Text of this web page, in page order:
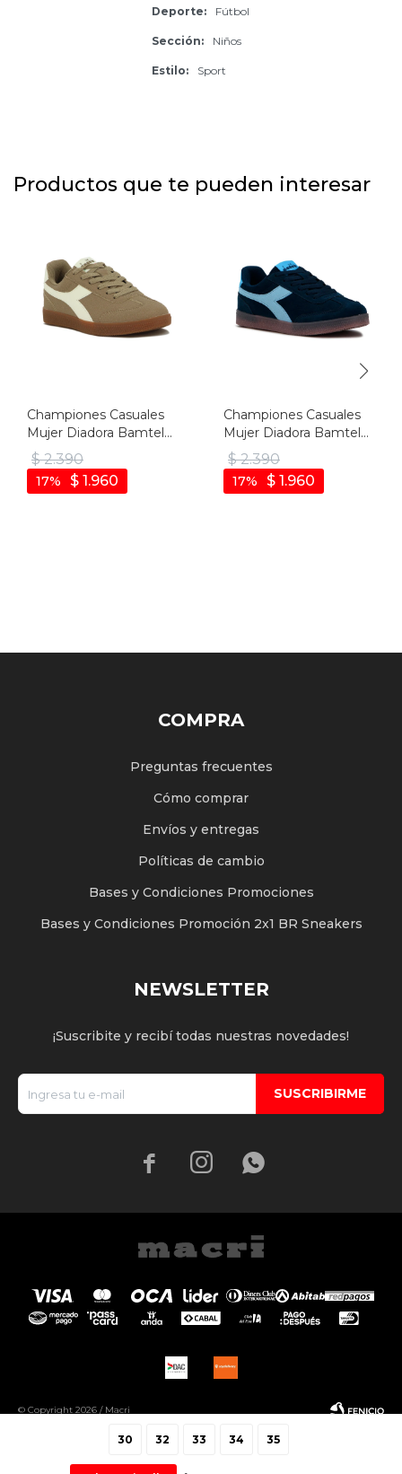
30 32 33 34 35
Deporte Fútbol
Sección Niños
Estilo Sport
Productos que te pueden interesar
Championes Casuales
Mujer Diadora Bamtelo
- Marron-beige
$ 2.390
$ 1.960
17
Championes Casuales
Mujer Diadora Bamtelo
- Marino-azul Claro
$ 2.390
$ 1.960
17
COMPRA
Preguntas frecuentes
Cómo comprar
Envíos y entregas
Políticas de cambio
Bases y Condiciones Promociones
Bases y Condiciones Promoción 2x1 BR Sneakers
NEWSLETTER
¡Suscribite y recibí todas nuestras novedades!
SUSCRIBIRME
  
© Copyright 2026 / Macri